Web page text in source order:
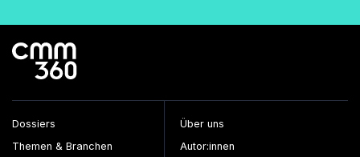
Dossiers
Themen & Branchen
Über uns
Autor:innen